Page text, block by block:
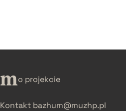
o projekcie
Kontakt bazhum@muzhp.pl